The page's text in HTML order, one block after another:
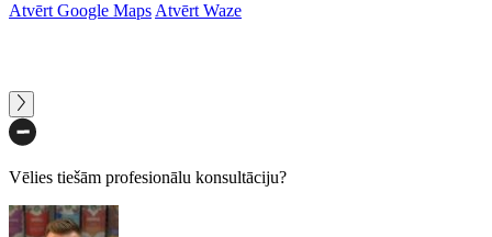
Atvērt Google MapsAtvērt Waze
Vēlies tiešām profesionālu konsultāciju?